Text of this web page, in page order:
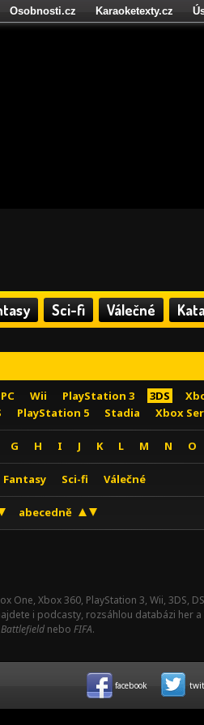
Sci-fi Válečné
PC Wii PlayStation 3 3DS
PlayStation 5 Stadia Xbox
G H I J K L M N O
Fantasy Sci-fi Válečné
abecedně
One, Xbox 360, PlayStation 3, Wii, 3DS,
i podcasty, rozsáhlou databázi her
Battlefield nebo FIFA.
Osobnosti.cz Karaoketexty.cz
facebook